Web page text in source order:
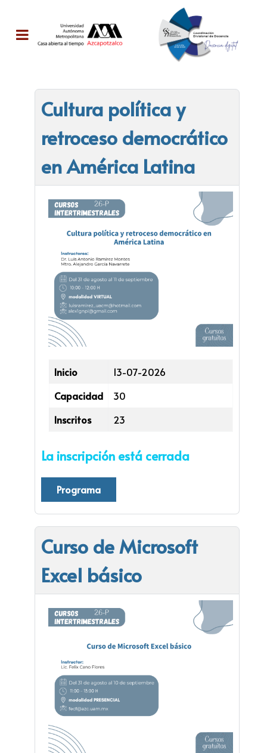
Cultura política y
retroceso democrático
en América Latina
Inicio
13-07-2026
Capacidad
30
Inscritos
23
La inscripción está cerrada
Programa
Curso de Microsoft
Excel básico